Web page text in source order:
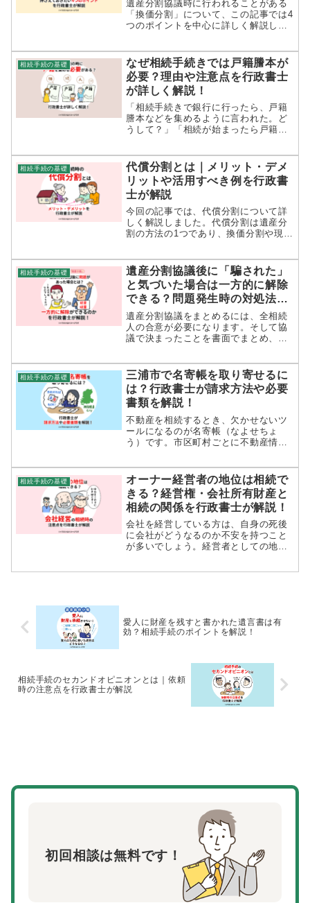
遺産分割協議時に行われることがある
「換価分割」について、この記事では4
つのポイントを中心に詳しく解説しま
も異なります。本記事を参考に、どの
ように相続人間で分割するべきか検討
しましょう。
相続手続の基礎
なぜ相続手続きでは戸籍謄本が
必要？理由や注意点を行政書士
が詳しく解説！
「相続手続きで銀行に行ったら、戸籍
謄本などを集めるように言われた。ど
うして？」「相続が始まったら戸籍が
のどのような手続きに必要になるの
か、詳しく知りたい。」相続手続きを
進め...
相続手続の基礎
代償分割とは｜メリット・デメ
リットや活用すべき例を行政書
士が解説
今回の記事では、代償分割について詳
しく解説しました。代償分割は遺産分
割の方法の1つであり、換価分割や現物
ト・デメリットにも触れながら、代償
分割の詳細を解説します。
相続手続の基礎
遺産分割協議後に「騙された」
と気づいた場合は一方的に解除
できる？問題発生時の対処法を
解説！
遺産分割協議をまとめるには、全相続
人の合意が必要になります。そして協
議で決まったことを書面でまとめ、合
しても一般的に一度遺産分割協議で決
定した内容を覆すのは、簡単なことで
は...
相続手続の基礎
三浦市で名寄帳を取り寄せるに
は？行政書士が請求方法や必要
書類を解説！
不動産を相続するとき、欠かせないツ
ールになるのが名寄帳（なよせちょ
う）です。市区町村ごとに不動産情報
るため、相続では欠かせないツールに
なっています。どうして相続におい
て、名...
相続手続の基礎
オーナー経営者の地位は相続で
きる？経営権・会社所有財産と
相続の関係を行政書士が解説！
会社を経営している方は、自身の死後
に会社がどうなるのか不安を持つこと
が多いでしょう。経営者としての地位
愛人に財産を残すと書かれた遺言書は有
効？相続手続のポイントを解説！
相続手続のセカンドオピニオンとは｜依頼
時の注意点を行政書士が解説
初回相談は無料です！